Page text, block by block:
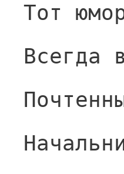
Тот
Всегда